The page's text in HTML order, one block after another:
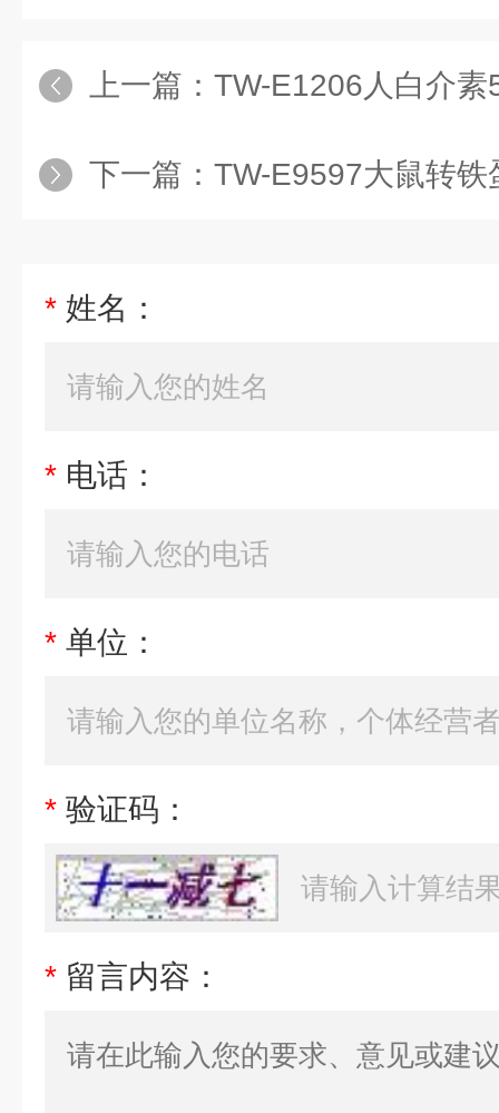
上一篇： TW-E1206人白介素5受
下一篇： TW-E9597大鼠转铁蛋白
* 姓名：
* 电话：
* 单位：
* 验证码：
* 留言内容：